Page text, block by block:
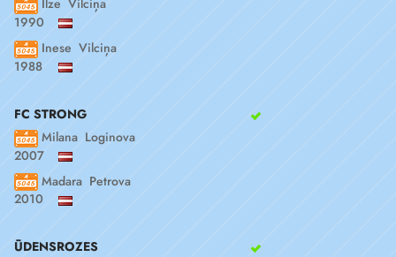
Ilze Vilciņa
1990
Inese Vilciņa
1988
FC STRONG
Milana Loginova
2007
Madara Petrova
2010
ŪDENSROZES